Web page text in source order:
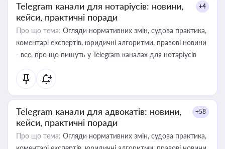
Telegram канали для нотаріусів: новини,
кейси, практичні поради
+4
Про що тема: Огляди нормативних змін, судова практика,
коментарі експертів, юридичні алгоритми, правові новини
- все, про що пишуть у Telegram каналах для нотаріусів
Telegram канали для адвокатів: новини,
кейси, практичні поради
+58
Про що тема: Огляди нормативних змін, судова практика,